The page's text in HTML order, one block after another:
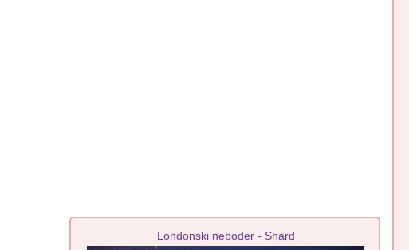
Londonski neboder - Shard